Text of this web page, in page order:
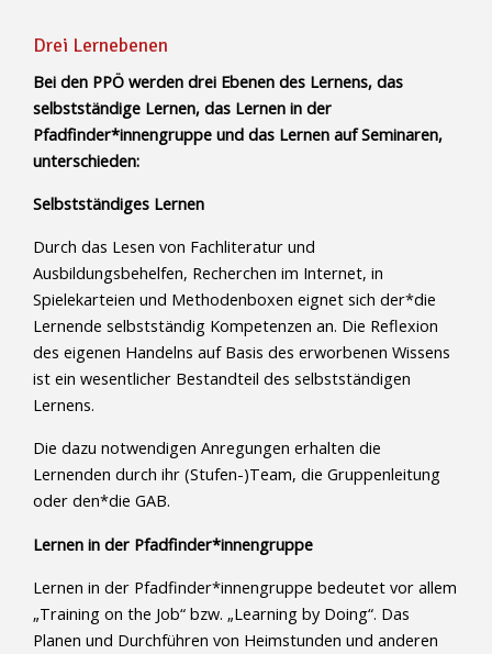
Drei Lernebenen
Bei den PPÖ werden drei Ebenen des Lernens, das
selbstständige Lernen, das Lernen in der
Pfadfinder*innengruppe und das Lernen auf Seminaren,
unterschieden:
Selbstständiges Lernen
Durch das Lesen von Fachliteratur und
Ausbildungsbehelfen, Recherchen im Internet, in
Spielekarteien und Methodenboxen eignet sich der*die
Lernende selbstständig Kompetenzen an. Die Reflexion
des eigenen Handelns auf Basis des erworbenen Wissens
ist ein wesentlicher Bestandteil des selbstständigen
Lernens.
Die dazu notwendigen Anregungen erhalten die
Lernenden durch ihr (Stufen-)Team, die Gruppenleitung
oder den*die GAB.
Lernen in der Pfadfinder*innengruppe
Lernen in der Pfadfinder*innengruppe bedeutet vor allem
„Training on the Job“ bzw. „Learning by Doing“. Das
Planen und Durchführen von Heimstunden und anderen